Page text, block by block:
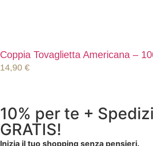
Coppia Tovaglietta Americana –
14,90 €
10% per te +
GRATIS!
Inizia il tuo shopping senza pensieri.